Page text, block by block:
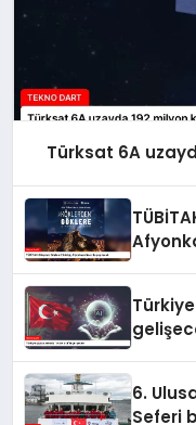
Türksat 6A
6.
Seferi